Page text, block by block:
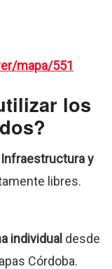
mapa/551
los
Infraestructura y
libres.
individual desde
Córdoba.